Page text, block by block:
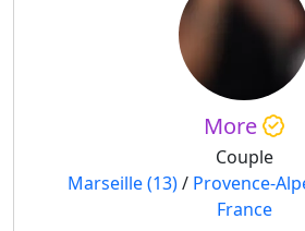
More
Couple
Marseille (13)/ Provence-
France